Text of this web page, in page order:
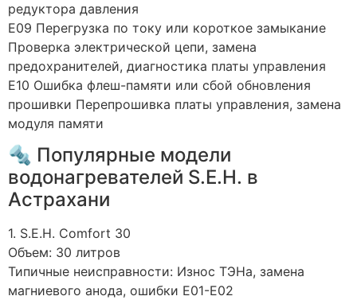
редуктора давления
E09 Перегрузка по току или короткое замыкание
Проверка электрической цепи, замена
предохранителей, диагностика платы управления
E10 Ошибка флеш-памяти или сбой обновления
прошивки Перепрошивка платы управления, замена
модуля памяти
🔩 Популярные модели
водонагревателей S.E.H. в
Астрахани
1. S.E.H. Comfort 30
Объем: 30 литров
Типичные неисправности: Износ ТЭНа, замена
магниевого анода, ошибки E01-E02